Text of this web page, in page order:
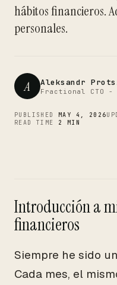
hábitos financieros.
personales.
A Aleksandr
Fractional CTO -
PUBLISHED MAY 4, 2026
READ TIME 2 MIN
Introducción a
financieros
Siempre he sido
Cada mes, el